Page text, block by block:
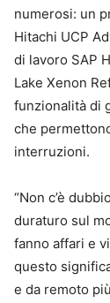
numerosi: un
Hitachi UCP
di lavoro SAP
Lake Xenon
funzionalità di
che
interruzioni.
“Non c’è
duraturo sul
fanno affari e
questo
e da remoto